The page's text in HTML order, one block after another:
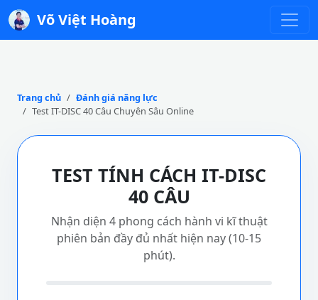
Võ Việt Hoàng
Trang chủ
Đánh giá năng lực
Test IT-DISC 40 Câu Chuyên Sâu Online
TEST TÍNH CÁCH IT-DISC
40 CÂU
Nhận diện 4 phong cách hành vi kĩ thuật
phiên bản đầy đủ nhất hiện nay (10-15
phút).